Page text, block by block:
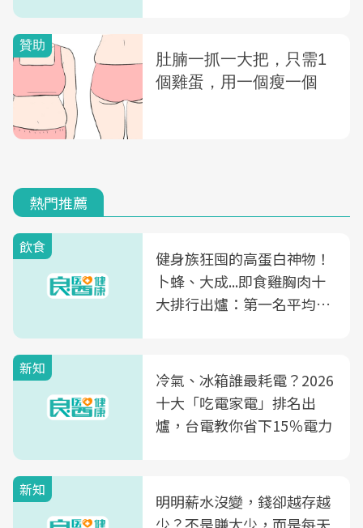
熱門推薦
飲食
健身族狂囤的高蛋白神物！
卜蜂、大成...即食雞胸肉十
大排行出爐：第一名平均一
新知
冷氣、冰箱誰最耗電？2026
十大「吃電家電」排名出
爐，台電教你省下15％電力
新知
明明薪水沒變，錢卻越存越